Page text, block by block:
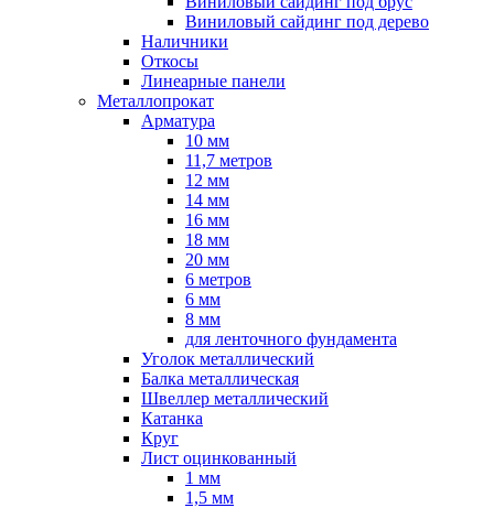
Виниловый сайдинг под дерево
Наличники
Откосы
Линеарные панели
Металлопрокат
Арматура
10 мм
11,7 метров
12 мм
14 мм
16 мм
18 мм
20 мм
6 метров
6 мм
8 мм
для ленточного фундамента
Уголок металлический
Балка металлическая
Швеллер металлический
Катанка
Круг
Лист оцинкованный
1 мм
1,5 мм